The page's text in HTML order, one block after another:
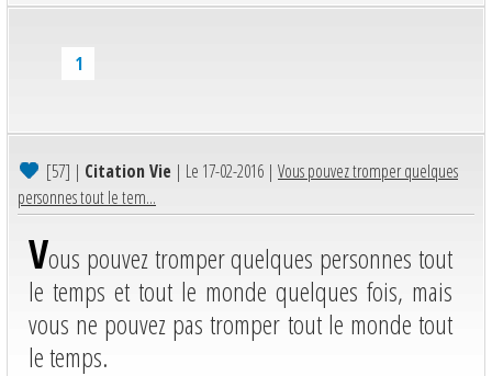
1
[57] | Citation Vie | Le 17-02-2016 | Vous pouvez tromper quelques
personnes tout le tem...
Vous pouvez tromper quelques personnes tout
le temps et tout le monde quelques fois, mais
vous ne pouvez pas tromper tout le monde tout
le temps.